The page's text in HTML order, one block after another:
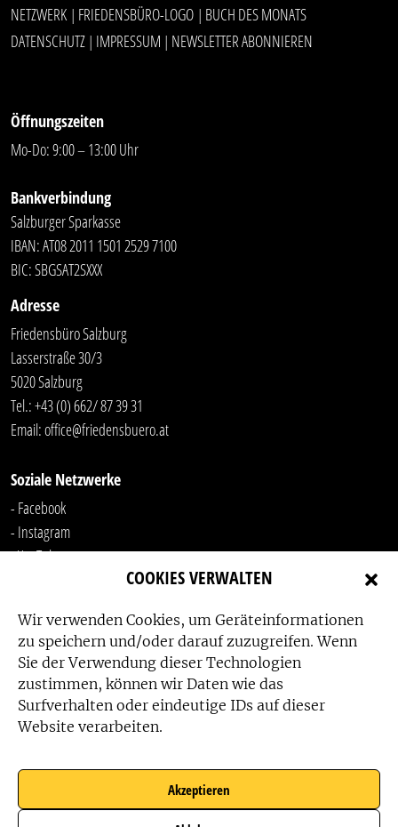
COOKIES VERWALTEN
Wir verwenden Cookies, um Geräteinformationen
zu speichern und/oder darauf zuzugreifen. Wenn
Sie der Verwendung dieser Technologien
zustimmen, können wir Daten wie das
Surfverhalten oder eindeutige IDs auf dieser
Website verarbeiten.
Akzeptieren
NETZWERK | FRIEDENSBÜRO-LOGO | BUCH DES MONATS
DATENSCHUTZ | IMPRESSUM | NEWSLETTER ABONNIEREN
Öffnungszeiten
Mo-Do: 9:00 – 13:00 Uhr
Bankverbindung
Salzburger Sparkasse
IBAN: AT08 2011 1501 2529 7100
BIC: SBGSAT2SXXX
Adresse
Friedensbüro Salzburg
Lasserstraße 30/3
5020 Salzburg
Tel.:+43 (0) 662/ 87 39 31
Email:office@friedensbuero.at
Soziale Netzwerke
- Facebook
- Instagram
- YouTube